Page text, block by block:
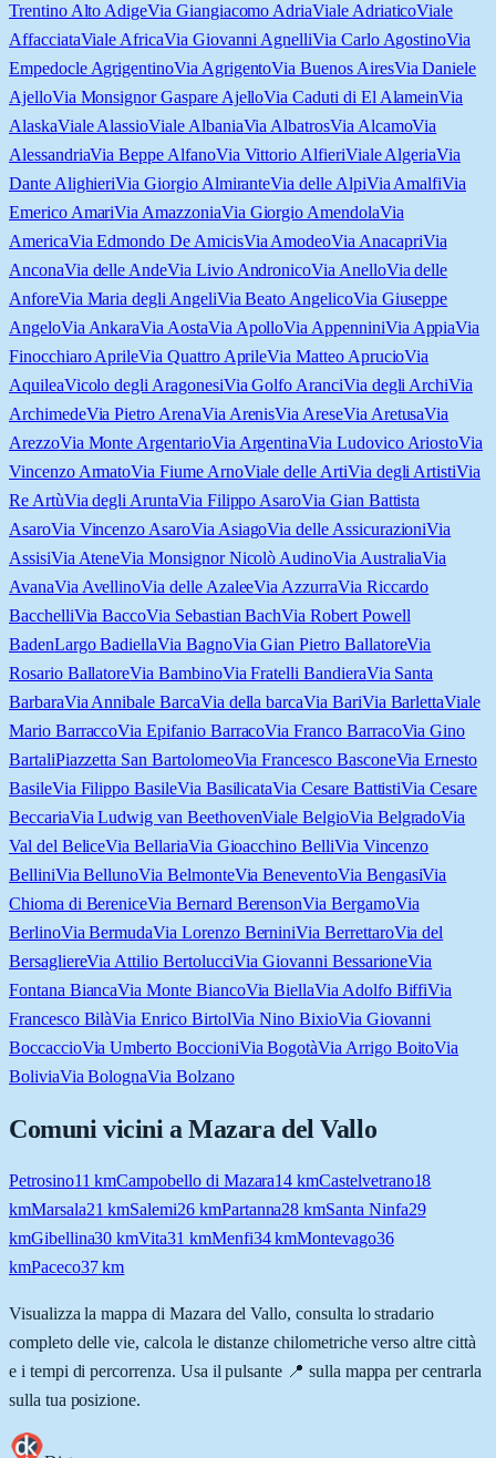
Trentino Alto AdigeVia Giangiacomo AdriaViale AdriaticoViale
AffacciataViale AfricaVia Giovanni AgnelliVia Carlo AgostinoVia
Empedocle AgrigentinoVia AgrigentoVia Buenos AiresVia Daniele
AjelloVia Monsignor Gaspare AjelloVia Caduti di El AlameinVia
AlaskaViale AlassioViale AlbaniaVia AlbatrosVia AlcamoVia
AlessandriaVia Beppe AlfanoVia Vittorio AlfieriViale AlgeriaVia
Dante AlighieriVia Giorgio AlmiranteVia delle AlpiVia AmalfiVia
Emerico AmariVia AmazzoniaVia Giorgio AmendolaVia
AmericaVia Edmondo De AmicisVia AmodeoVia AnacapriVia
AnconaVia delle AndeVia Livio AndronicoVia AnelloVia delle
AnforeVia Maria degli AngeliVia Beato AngelicoVia Giuseppe
AngeloVia AnkaraVia AostaVia ApolloVia AppenniniVia AppiaVia
Finocchiaro AprileVia Quattro AprileVia Matteo AprucioVia
AquileaVicolo degli AragonesiVia Golfo AranciVia degli ArchiVia
ArchimedeVia Pietro ArenaVia ArenisVia AreseVia AretusaVia
ArezzoVia Monte ArgentarioVia ArgentinaVia Ludovico AriostoVia
Vincenzo ArmatoVia Fiume ArnoViale delle ArtiVia degli ArtistiVia
Re ArtùVia degli AruntaVia Filippo AsaroVia Gian Battista
AsaroVia Vincenzo AsaroVia AsiagoVia delle AssicurazioniVia
AssisiVia AteneVia Monsignor Nicolò AudinoVia AustraliaVia
AvanaVia AvellinoVia delle AzaleeVia AzzurraVia Riccardo
BacchelliVia BaccoVia Sebastian BachVia Robert Powell
BadenLargo BadiellaVia BagnoVia Gian Pietro BallatoreVia
Rosario BallatoreVia BambinoVia Fratelli BandieraVia Santa
BarbaraVia Annibale BarcaVia della barcaVia BariVia BarlettaViale
Mario BarraccoVia Epifanio BarracoVia Franco BarracoVia Gino
BartaliPiazzetta San BartolomeoVia Francesco BasconeVia Ernesto
BasileVia Filippo BasileVia BasilicataVia Cesare BattistiVia Cesare
BeccariaVia Ludwig van BeethovenViale BelgioVia BelgradoVia
Val del BeliceVia BellariaVia Gioacchino BelliVia Vincenzo
BelliniVia BellunoVia BelmonteVia BeneventoVia BengasiVia
Chioma di BereniceVia Bernard BerensonVia BergamoVia
BerlinoVia BermudaVia Lorenzo BerniniVia BerrettaroVia del
BersagliereVia Attilio BertolucciVia Giovanni BessarioneVia
Fontana BiancaVia Monte BiancoVia BiellaVia Adolfo BiffiVia
Francesco BilàVia Enrico BirtolVia Nino BixioVia Giovanni
BoccaccioVia Umberto BoccioniVia BogotàVia Arrigo BoitoVia
BoliviaVia BolognaVia Bolzano
Comuni vicini aMazara del Vallo
Petrosino11 kmCampobello di Mazara14 kmCastelvetrano18
kmMarsala21 kmSalemi26kmPartanna28 kmSanta Ninfa29
kmGibellina30 kmVita31 kmMenfi34kmMontevago36
kmPaceco37km
Visualizza la mappa di Mazara del Vallo, consulta lo stradario
completo delle vie, calcola le distanze chilometriche verso altre città
e i tempi di percorrenza. Usa il pulsante 📍 sulla mappa per centrarla
sulla tua posizione.